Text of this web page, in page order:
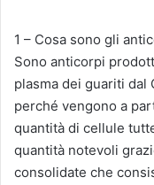
1 – Cosa sono gli
Sono anticorpi
plasma dei guariti dal
perché vengono a
quantità di cellule
quantità notevoli
consolidate che